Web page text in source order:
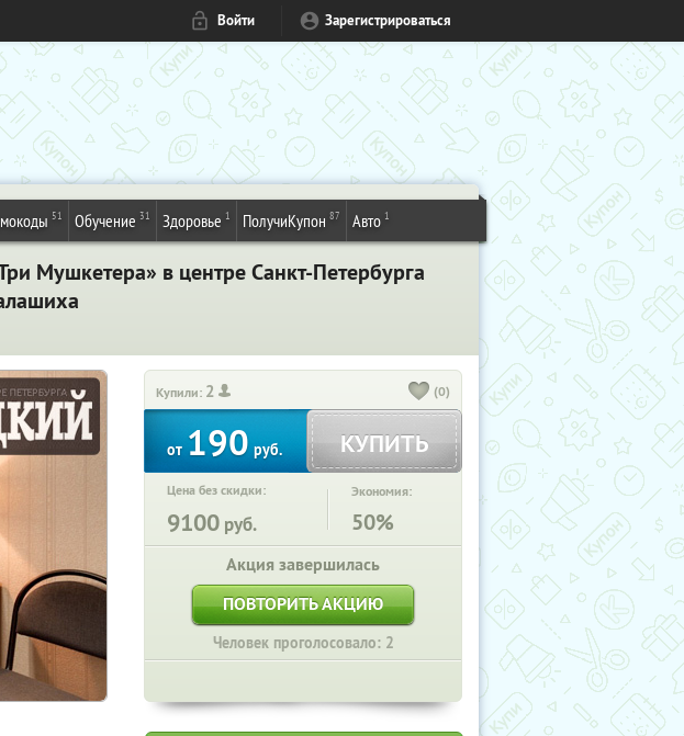
Войти Зарегистрироваться
51 Обучение 31 Здоровье 1 ПолучиКупон 87 Авто 1
Мушкетера» в центре Санкт-Петербурга
Купили: 2 (0)
от190руб. КУПИТЬ
Цена без скидки:
9100 руб.
Экономия:
50%
Акция завершилась
ПОВТОРИТЬ АКЦИЮ
Человек проголосовало: 2